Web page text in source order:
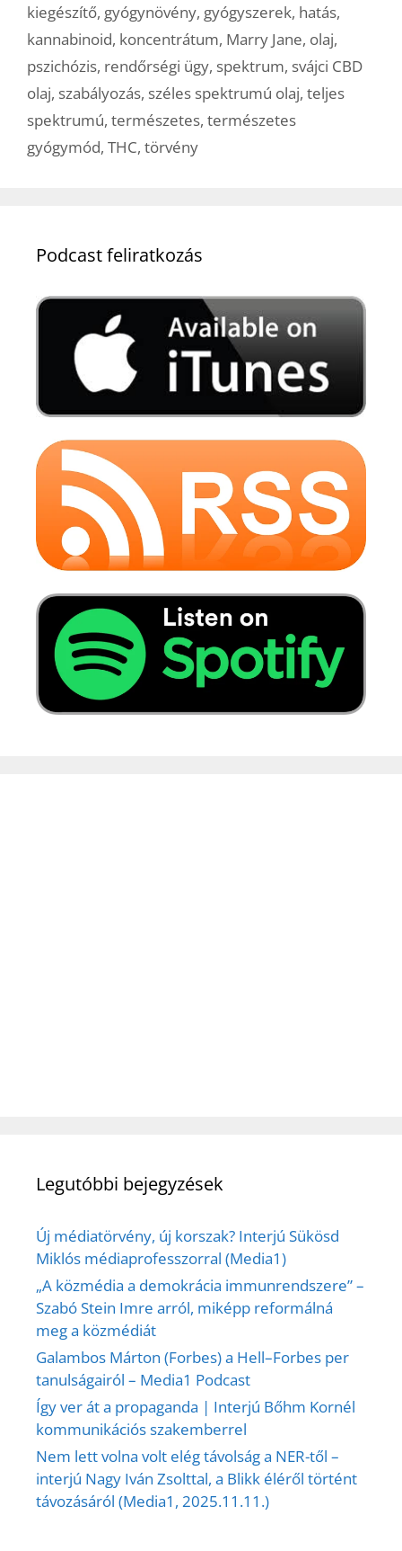
kiegészítő, gyógynövény, gyógyszerek, hatás,
kannabinoid, koncentrátum, Marry Jane, olaj,
pszichózis, rendőrségi ügy, spektrum, svájci CBD
olaj, szabályozás, széles spektrumú olaj, teljes
spektrumú, természetes, természetes
gyógymód, THC, törvény
Podcast feliratkozás
Legutóbbi bejegyzések
Új médiatörvény, új korszak? Interjú Sükösd
Miklós médiaprofesszorral (Media1)
„A közmédia a demokrácia immunrendszere” –
Szabó Stein Imre arról, miképp reformálná
meg a közmédiát
Galambos Márton (Forbes) a Hell–Forbes per
tanulságairól – Media1 Podcast
Így ver át a propaganda | Interjú Bőhm Kornél
kommunikációs szakemberrel
Nem lett volna volt elég távolság a NER-től –
interjú Nagy Iván Zsolttal, a Blikk éléről történt
távozásáról (Media1, 2025.11.11.)